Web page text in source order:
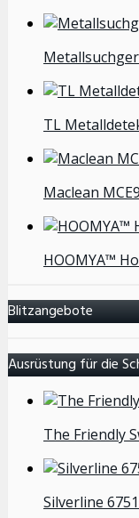
TL
Maclean
HOOMYA™
Blitzangebote
Ausrüstung für die
The Friendly
Silverline